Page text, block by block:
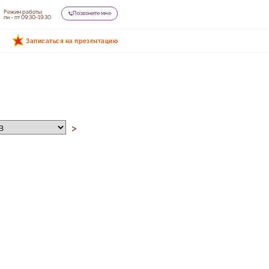
Режим работы:
пн - пт 09:30-19:30
Позвоните мне
Записаться на презентацию